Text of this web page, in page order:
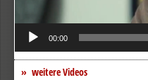
00:00
weitere Videos